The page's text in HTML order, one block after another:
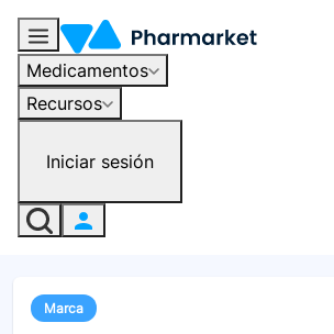
Medicamentos
Recursos
Iniciar sesión
Marca